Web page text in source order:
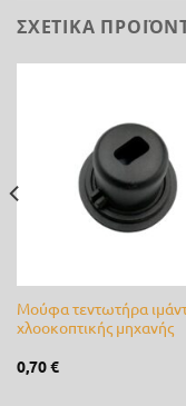
ΣΧΕΤΙΚΆ
Μούφα τεντωτήρα
χλοοκοπτικής μηχανής
0,70€